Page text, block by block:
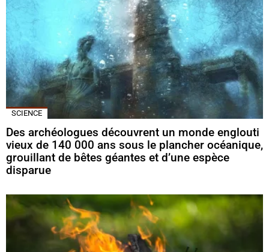
SCIENCE
Des archéologues découvrent un monde englouti
vieux de 140 000 ans sous le plancher océanique,
grouillant de bêtes géantes et d’une espèce
disparue